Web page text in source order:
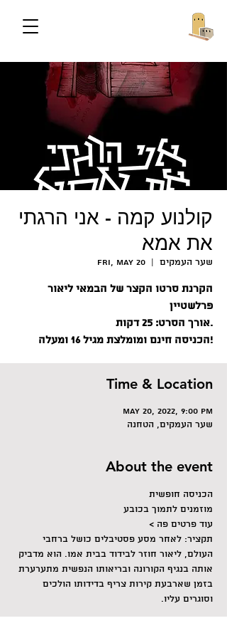
קולנוע קמה - אני הרגתי
את אמא
Fri, May 20
  |
שער העמקים
הקרנת סרטו הקצר של הבמאי ליאור
פרלשטיין
אורך הסרט: 25 דקות.
Time & Location
May 20, 2022, 9:00 PM
שער העמקים, הטחנה
About the event
הכניסה חופשית
מוזמנים לתמוך בכובע
עוד פרטים פה >
תקציר: לאחר מסע פסטיבלים כושל ברחבי
העולם, ליאור חוזר לבידוד בבית אמו. הוא מדביק
אותה בנגיף הקורונה ובריאותו הנפשית מתערערת
בזמן שארבעת קירות צריף בדידותו הולכים
וסוגרים עליו.